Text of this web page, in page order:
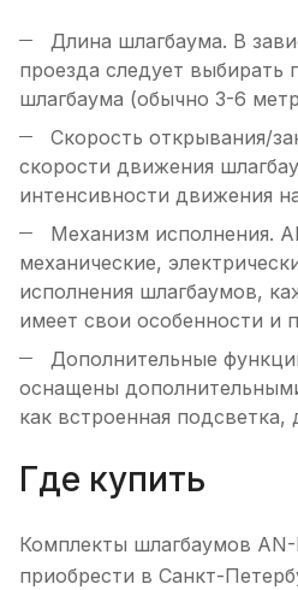
Длина шлагбаума. В
проезда следует
шлагбаума (обычно 3-6
Скорость открывания/
скорости движения
интенсивности движения
Механизм исполнения.
механические,
исполнения шлагбаумов,
имеет свои особенности и
Дополнительные
оснащены
как встроенная
Где купить
Комплекты шлагбаумов
приобрести в Санкт-